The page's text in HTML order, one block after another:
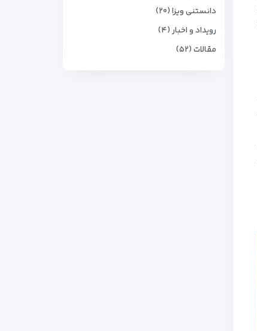
دانستنی ویزا (۲۰)
رویداد و اخبار (۴)
مقالات (۵۲)